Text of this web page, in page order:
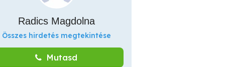
Radics Magdolna
Összes hirdetés megtekintése
Mutasd